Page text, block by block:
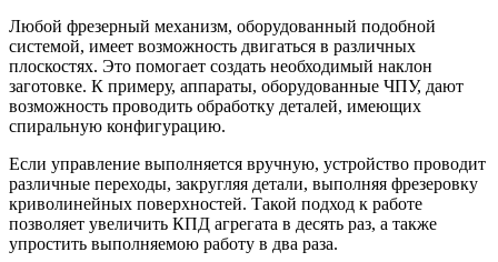
Любой фрезерный механизм, оборудованный подобной
системой, имеет возможность двигаться в различных
плоскостях. Это помогает создать необходимый наклон
заготовке. К примеру, аппараты, оборудованные ЧПУ, дают
возможность проводить обработку деталей, имеющих
спиральную конфигурацию.
Если управление выполняется вручную, устройство проводит
различные переходы, закругляя детали, выполняя фрезеровку
криволинейных поверхностей. Такой подход к работе
позволяет увеличить КПД агрегата в десять раз, а также
упростить выполняемою работу в два раза.